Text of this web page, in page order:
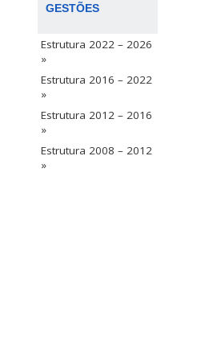
GESTÕES
Estrutura 2022 – 2026
»
Estrutura 2016 – 2022
»
Estrutura 2012 – 2016
»
Estrutura 2008 – 2012
»